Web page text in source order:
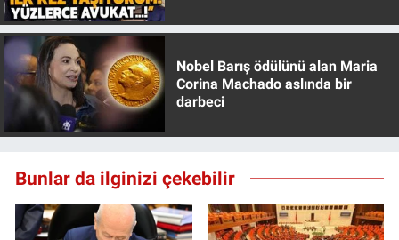
Nobel Barış ödülünü alan Maria
Corina Machado aslında bir
darbeci
Bunlar da ilginizi çekebilir